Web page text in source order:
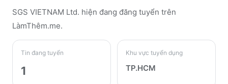
SGS VIETNAM Ltd. hiện đang đăng tuyển trên
LàmThêm.me.
Tin đang tuyển
1
Khu vực tuyển dụng
TP.HCM